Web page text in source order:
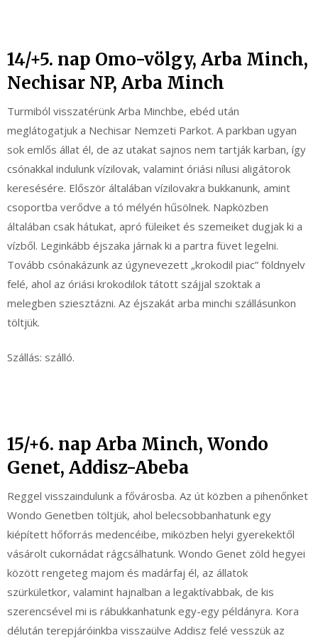
14/+5. nap Omo-völgy, Arba Minch,
Nechisar NP, Arba Minch
Turmiból visszatérünk Arba Minchbe, ebéd után
meglátogatjuk a Nechisar Nemzeti Parkot. A parkban ugyan
sok emlős állat él, de az utakat sajnos nem tartják karban, így
csónakkal indulunk vízilovak, valamint óriási nílusi aligátorok
keresésére. Először általában vízilovakra bukkanunk, amint
csoportba verődve a tó mélyén hűsölnek. Napközben
általában csak hátukat, apró füleiket és szemeiket dugjak ki a
vízből. Leginkább éjszaka járnak ki a partra füvet legelni.
Tovább csónakázunk az úgynevezett „krokodil piac” földnyelv
felé, ahol az óriási krokodilok tátott szájjal szoktak a
melegben sziesztázni. Az éjszakát arba minchi szállásunkon
töltjük.
Szállás: szálló.
15/+6. nap Arba Minch, Wondo
Genet, Addisz-Abeba
Reggel visszaindulunk a fővárosba. Az út közben a pihenőnket
Wondo Genetben töltjük, ahol belecsobbanhatunk egy
kiépített hőforrás medencéibe, miközben helyi gyerekektől
vásárolt cukornádat rágcsálhatunk. Wondo Genet zöld hegyei
között rengeteg majom és madárfaj él, az állatok
szürkületkor, valamint hajnalban a legaktívabbak, de kis
szerencsével mi is rábukkanhatunk egy-egy példányra. Kora
délután terepjáróinkba visszaülve Addisz felé vesszük az